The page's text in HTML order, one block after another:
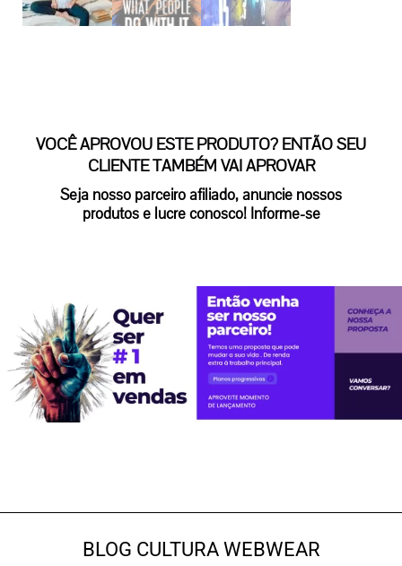
VOCÊ APROVOU ESTE PRODUTO? ENTÃO SEU
CLIENTE TAMBÉM VAI APROVAR
Seja nosso parceiro afiliado, anuncie nossos
produtos e lucre conosco! Informe-se
BLOG CULTURA WEBWEAR